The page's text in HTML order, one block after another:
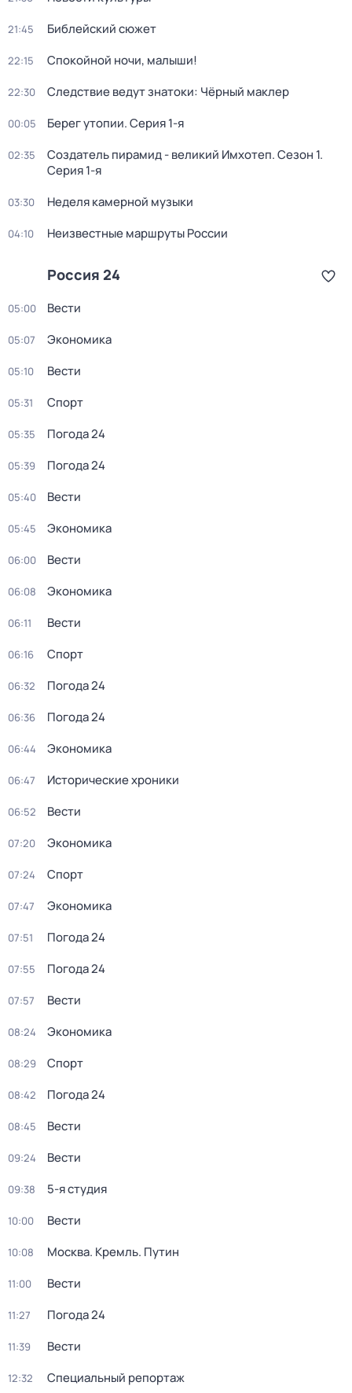
21:45 Библейский сюжет
22:15 Спокойной ночи, малыши!
22:30 Следствие ведут знатоки: Чёрный маклер
00:05 Берег утопии. Серия 1-я
02:35 Создатель пирамид - великий Имхотеп. Сезон 1.
Серия 1-я
03:30 Неделя камерной музыки
04:10 Неизвестные маршруты России
Россия 24
05:00 Вести
05:07 Экономика
05:10 Вести
05:31 Спорт
05:35 Погода 24
05:39 Погода 24
05:40 Вести
05:45 Экономика
06:00 Вести
06:08 Экономика
06:11 Вести
06:16 Спорт
06:32 Погода 24
06:36 Погода 24
06:44 Экономика
06:47 Исторические хроники
06:52 Вести
07:20 Экономика
07:24 Спорт
07:47 Экономика
07:51 Погода 24
07:55 Погода 24
07:57 Вести
08:24 Экономика
08:29 Спорт
08:42 Погода 24
08:45 Вести
09:24 Вести
09:38 5-я студия
10:00 Вести
10:08 Москва. Кремль. Путин
11:00 Вести
11:27 Погода 24
11:39 Вести
12:32 Специальный репортаж